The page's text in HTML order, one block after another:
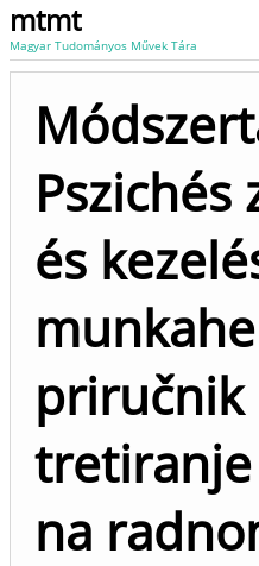
mtmt
Magyar Tudományos Művek Tára
és
priručnik
na